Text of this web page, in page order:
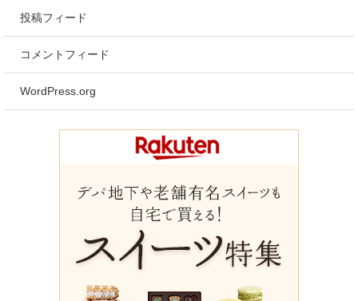
投稿フィード
コメントフィード
WordPress.org